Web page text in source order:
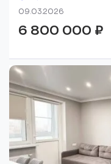
09.03.2026
6 800 000 ₽